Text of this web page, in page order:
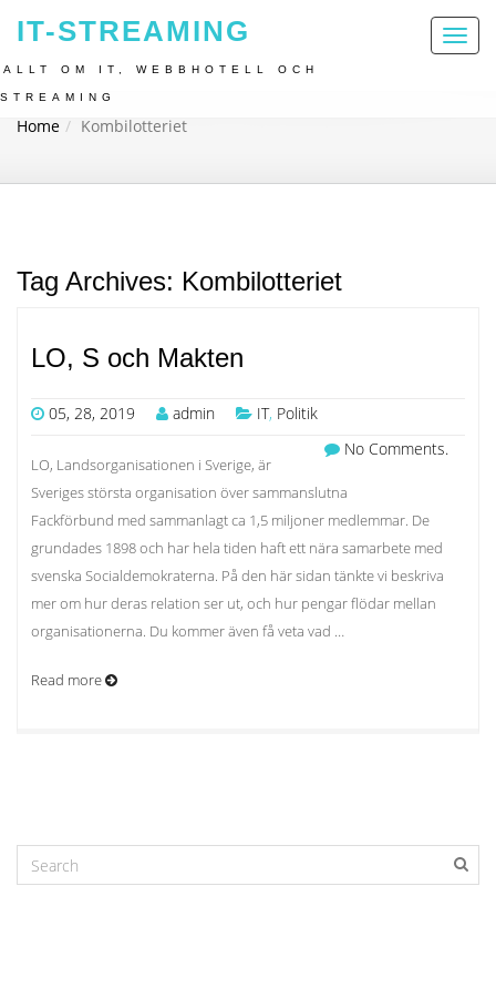
Toggle
IT-STREAMING
ALLT OM IT, WEBBHOTELL OCH
STREAMING
Home Kombilotteriet
Tag Archives: Kombilotteriet
LO, S och Makten
05, 28, 2019 admin IT, Politik
No Comments.
LO, Landsorganisationen i Sverige, är
Sveriges största organisation över sammanslutna
Fackförbund med sammanlagt ca 1,5 miljoner medlemmar. De
grundades 1898 och har hela tiden haft ett nära samarbete med
svenska Socialdemokraterna. På den här sidan tänkte vi beskriva
mer om hur deras relation ser ut, och hur pengar flödar mellan
organisationerna. Du kommer även få veta vad …
Read more